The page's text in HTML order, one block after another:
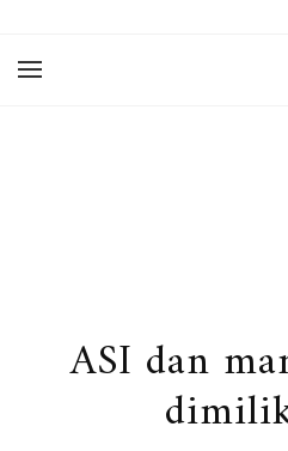
ASI dan